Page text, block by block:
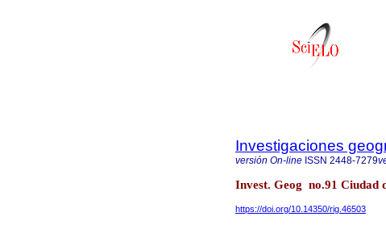
Investigaciones
versión On-line ISSN 2448-7279
Invest. Geog no.91 Ciudad
https://doi.org/10.14350/rig.46503